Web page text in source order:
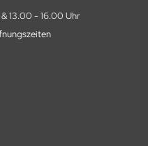
13.00 - 16.00 Uhr